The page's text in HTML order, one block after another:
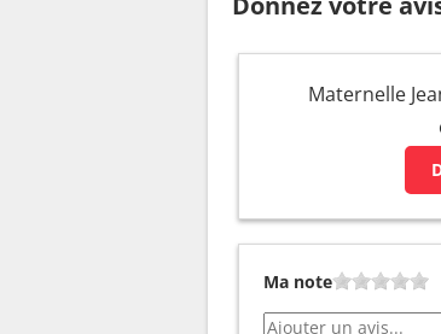
Maternelle
Ma note